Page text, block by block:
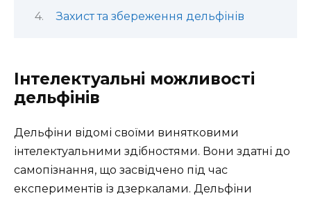
Захист та збереження дельфінів
Інтелектуальні можливості
дельфінів
Дельфіни відомі своїми винятковими
інтелектуальними здібностями. Вони здатні до
самопізнання, що засвідчено під час
експериментів із дзеркалами. Дельфіни